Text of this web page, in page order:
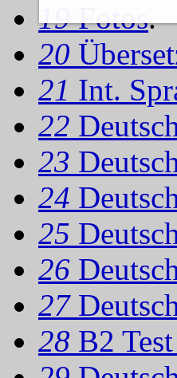
19Fotos.
20
21 Int.
22
23
24
25
26
27
28 B2